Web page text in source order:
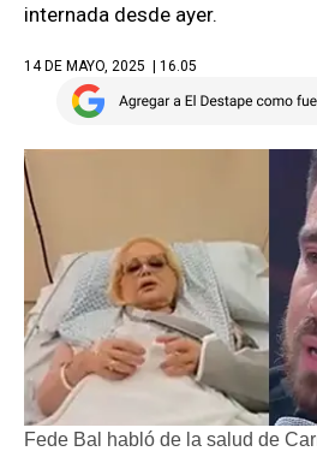
internada desde ayer.
14 DE MAYO, 2025 | 16.05
Fede Bal habló de la salud de